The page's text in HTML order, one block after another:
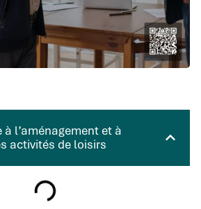
l’aménagement et à
activités de loisirs